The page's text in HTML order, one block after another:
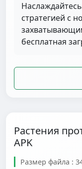
стратегией с
бесплатная
Растения
APK
Размер файла :